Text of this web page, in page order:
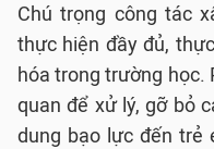
Chú trọng công tác
thực hiện đầy đủ,
hóa trong trường học.
quan để xử lý, gỡ bỏ
dung bạo lực đến trẻ